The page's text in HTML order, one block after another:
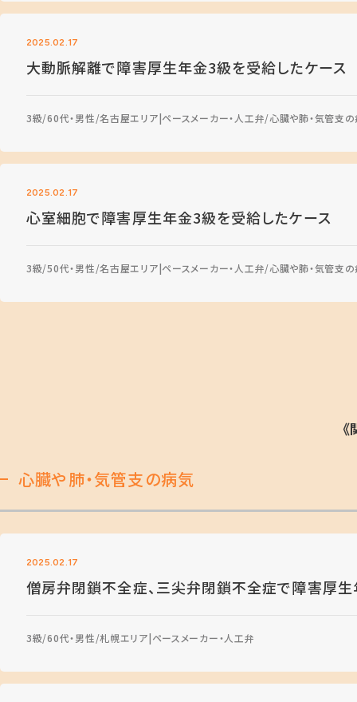
2025.02.17
大動脈解離で障害厚生年金3級を受給したケース
3級 60代・男性 名古屋エリア ペースメーカー・人工弁 心臓や肺・気管支
2025.02.17
心室細胞で障害厚生年金3級を受給したケース
3級 50代・男性 名古屋エリア ペースメーカー・人工弁 心臓や肺・気管支
心臓や肺・気管支の病気
2025.02.17
僧房弁閉鎖不全症、三尖弁閉鎖不全症で障害厚
3級 60代・男性 札幌エリア ペースメーカー・人工弁